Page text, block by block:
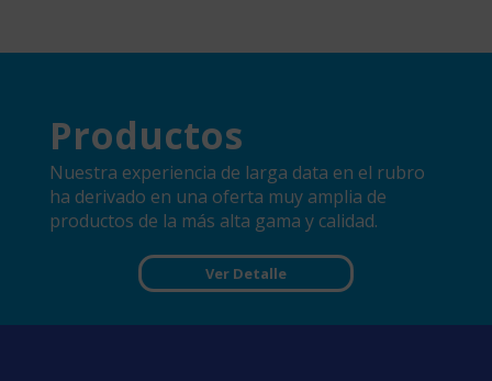
Productos
Nuestra experiencia de larga data en el rubro
ha derivado en una oferta muy amplia de
productos de la más alta gama y calidad.
Ver Detalle